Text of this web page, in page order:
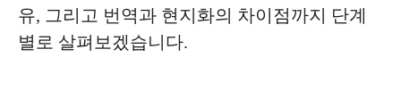
유, 그리고 번역과 현지화의 차이점까지 단계
별로 살펴보겠습니다.